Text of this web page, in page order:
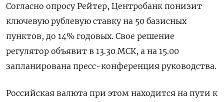
Согласно опросу Рейтер, Центробанк понизит
ключевую рублевую ставку на 50 базисных
пунктов, до 14% годовых. Свое решение
регулятор объявит в 13.30 МСК, а на 15.00
запланирована пресс-конференция руководства.
Российская валюта при этом находится на пути к